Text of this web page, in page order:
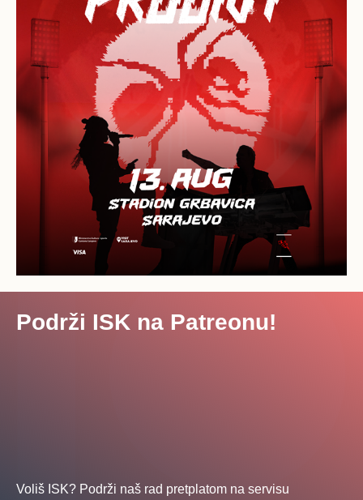
Podrži ISK na Patreonu!
Voliš ISK? Podrži naš rad pretplatom na servisu